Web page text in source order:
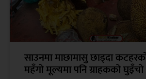
साउनमा माछामासु छाड्दा
महँगो मूल्यमा पनि ग्राहकको घुइँचो